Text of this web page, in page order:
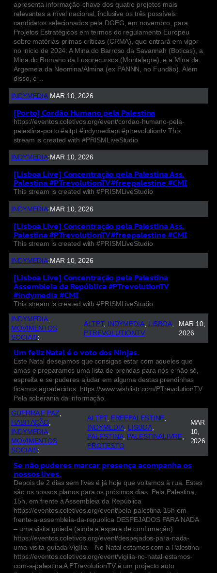
apresenta informação-chave dos quatro projetos mais
relevantes a nível nacional, inclusive os três possíveis
candidatos selecionados pela DGEG, em novembro, para
Projetos Estratégicos em termos do regulamento Europeu
sobre matérias-primas críticas (CRMA), que entrará em vigor
no início de 2024: A Mina do Barroso da Savannah (Boticas), a
Mina do Romano da Lusorecursos (Montalegre), e a Mina da
Argemela da Neomina/Almina (ex PANNN, no Fundão). Além
disso, e…
INDYMEDIA:MAR 10, 2026
[Porto] Cordão Humano pela Palestina
https://eventos.coletivos.org/event/cordao-humano-pela-
palestina-porto #altpt #indymediapt #ptrevolutiontv This
stream is created with #PRISMLiveStudio
INDYMEDIA: MAR 10, 2026
[Lisboa Live] Concentração pela Palestina Ass.
Palestina #PTrevolutionTV #freepalestine #CMI
This stream is created with #PRISMLiveStudio
INDYMEDIA:MAR 10, 2026
[Lisboa Live] Concentração pela Palestina Ass.
Palestina #PTrevolutionTV #freepalestine #CMI
This stream is created with #PRISMLiveStudio
INDYMEDIA: MAR 10, 2026
[Lisboa Live] Concentração pela Palestina
Assembleia da República #PTrevolutionTV
#indymedia #CMI
This stream is created with #PRISMLiveStudio
INDYMEDIA
MOVIMENTOS
SOCIAIS:
ALTPT, INDYMEDIA, LISBOA
PTREVOLUTIONTV
MAR 10,
2026
Um feliz Natal é o voto dos Ninjas.
Este Natal desejamos que consigas estar com aqueles que
amas e preparamos uma lista de prendas para nós e não só,
espreita e se puderes ajudar em alguma destas prendinhas
ficamos agradecidos. https://www.wishlistr.com/PTrevolutionTV
Pela soberania da informação.
GUERRA E PAZ
HABITAÇÃO
INDYMEDIA
MOVIMENTOS
SOCIAIS:
ALTPT, FREEPALESTINE
INDYMEDIA, LISBOA
PALESTINA, PALESTINALIVRE
PROTESTO
MAR
10,
2026
Se não puderes marcar presença acompanha os
nossos lives.
Depois de 2 dias sem lives é já hoje que voltamos à rua. Estes
são os nossos planos para os próximos dias. Pela Palestina,
15h, em frente à Assembleia da República
https://eventos.coletivos.org/event/pela-palestina-15h-em-
frente-a-assembleia-da-republica DESPEJADOS PARA NADA
– uma visita guiada (ainda a espera de confirmação)
https://eventos.coletivos.org/event/despejados-para-nada-
uma-visita-guiada Vigília – No Natal estamos com a Palestina
https://eventos.coletivos.org/event/vigilia-no-natal-estamos-
com-a-palestina A PTrevolutionTV é um projecto auto